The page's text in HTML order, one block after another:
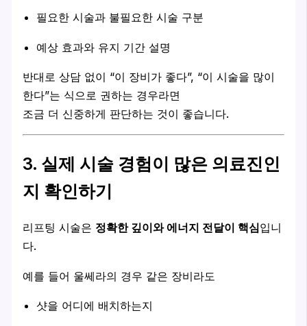
필요한 시술과 불필요한 시술 구분
예상 효과와 유지 기간 설명
반대로 상담 없이 “이 장비가 좋다”, “이 시술을 많이
한다”는 식으로 권하는 경우라면
조금 더 신중하게 판단하는 것이 좋습니다.
3. 실제 시술 경험이 많은 의료진인
지 확인하기
리프팅 시술은 정확한 깊이와 에너지 전달이 핵심입니
다.
예를 들어 울쎄라의 경우 같은 장비라도
샷을 어디에 배치하는지